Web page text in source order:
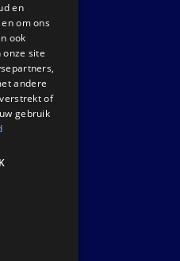
B.V.
- E9451
Breda
en
om ons
ook
site
andere
of
gebruik